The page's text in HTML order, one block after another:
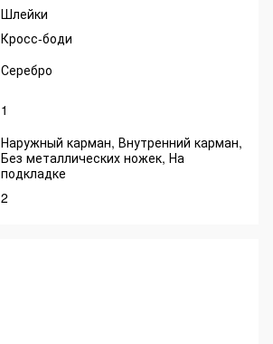
Шлейки
Кросс-боди
Серебро
1
Наружный карман, Внутренний карман,
Без металлических ножек, На
подкладке
2